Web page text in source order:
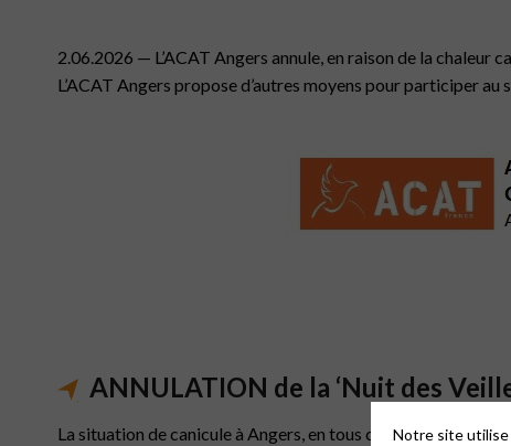
2.06.2026 — L’ACAT Angers annule, en raison de la chaleur
L’ACAT Angers propose d’autres moyens pour participer au
ANNULATION de la ‘Nuit des
La situation de canicule à Angers, en tous cas lundi etNotre site utilise